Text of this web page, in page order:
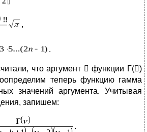
,
.
что аргумент  функции Г()
теперь функцию гамма
значений аргумента. Учитывая
запишем:
.